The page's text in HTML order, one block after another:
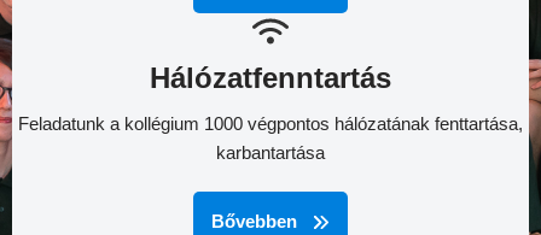
Hálózatfenntartás
Feladatunk a kollégium 1000 végpontos hálózatának fenttartása,
karbantartása
Bővebben